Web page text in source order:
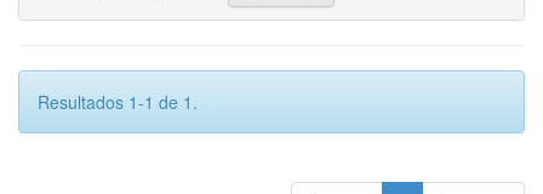
Resultados 1-1 de 1.